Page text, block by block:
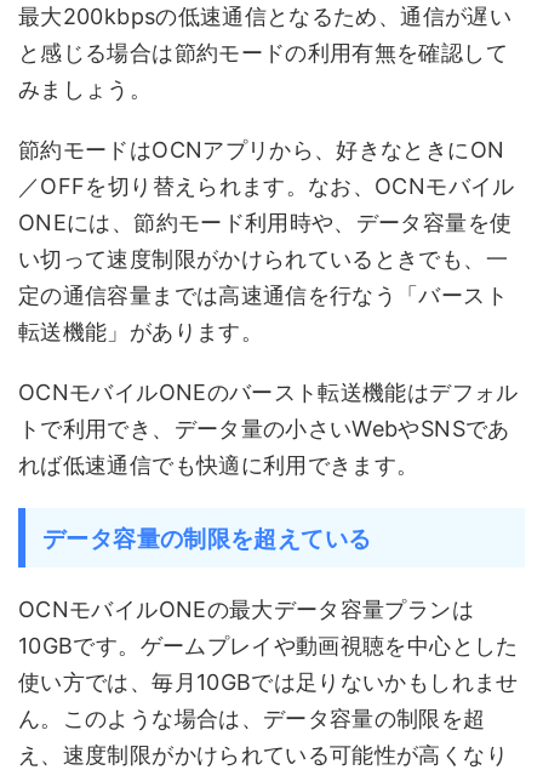
最大200kbpsの低速通信となるため、通信が遅い
と感じる場合は節約モードの利用有無を確認して
みましょう。
節約モードはOCNアプリから、好きなときにON
／OFFを切り替えられます。なお、OCNモバイル
ONEには、節約モード利用時や、データ容量を使
い切って速度制限がかけられているときでも、一
定の通信容量までは高速通信を行なう「バースト
転送機能」があります。
OCNモバイルONEのバースト転送機能はデフォル
トで利用でき、データ量の小さいWebやSNSであ
れば低速通信でも快適に利用できます。
データ容量の制限を超えている
OCNモバイルONEの最大データ容量プランは
10GBです。ゲームプレイや動画視聴を中心とした
使い方では、毎月10GBでは足りないかもしれませ
ん。このような場合は、データ容量の制限を超
え、速度制限がかけられている可能性が高くなり